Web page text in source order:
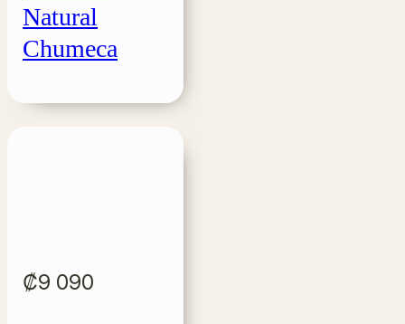
Natural
Chumeca
₡9 090